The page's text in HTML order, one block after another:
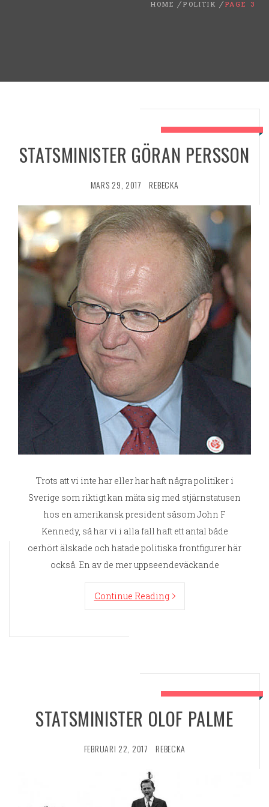
HOME POLITIK PAGE 3
STATSMINISTER GÖRAN PERSSON
MARS 29, 2017 REBECKA
Trots att vi inte har eller har haft några politiker i
Sverige som riktigt kan mäta sig med stjärnstatusen
hos en amerikansk president såsom John F
Kennedy, så har vi i alla fall haft ett antal både
oerhört älskade och hatade politiska frontfigurer här
också. En av de mer uppseendeväckande
Continue Reading
STATSMINISTER OLOF PALME
FEBRUARI 22, 2017 REBECKA